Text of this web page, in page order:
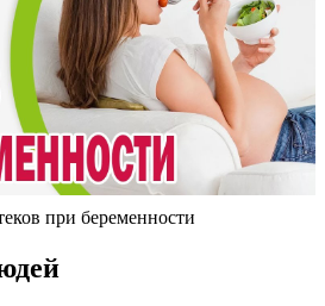
при беременности